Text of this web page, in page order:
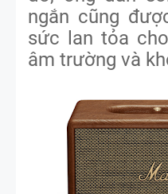
ngắn cũng
sức lan tỏa
âm trường và